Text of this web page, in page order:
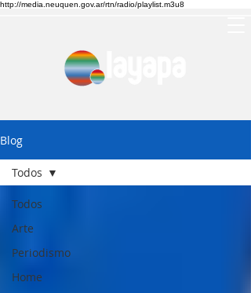
http://media.neuquen.gov.ar/rtn/radio/playlist.m3u8
Blog
Todos
Arte
Periodismo
Home
Todos